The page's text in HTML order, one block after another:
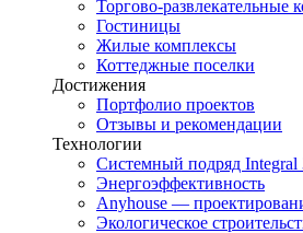
Торгово-развлекательные
Гостиницы
Жилые комплексы
Коттеджные поселки
Достижения
Портфолио проектов
Отзывы и рекомендации
Технологии
Системный подряд Integral
Энергоэффективность
Anyhouse —
Экологическое